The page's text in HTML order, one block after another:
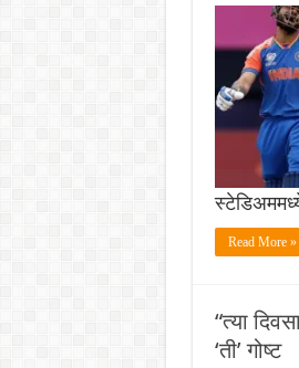
Read More »
“त्या
‘ती’ गोष्ट